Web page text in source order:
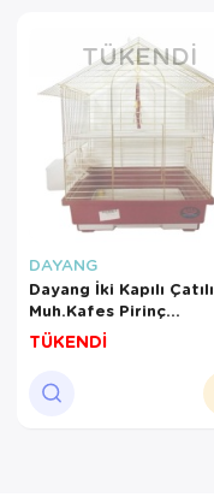
TÜKENDI
DAYANG
Dayang İki Kapılı Çatılı
Muh.Kafes Pirinç
30X23X39
TÜKENDİ